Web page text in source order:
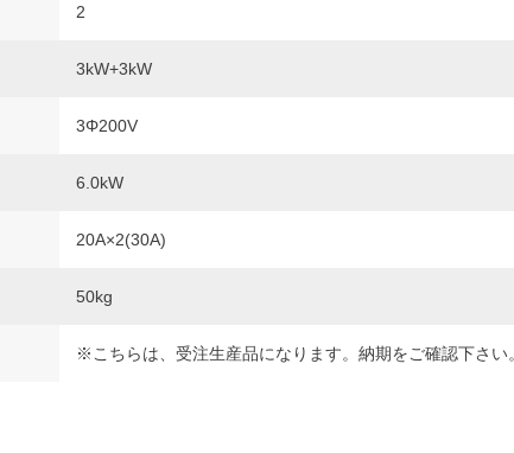
2
3kW+3kW
3Φ200V
6.0kW
20A×2(30A)
50kg
※こちらは、受注生産品になります。納期をご確認下さい。